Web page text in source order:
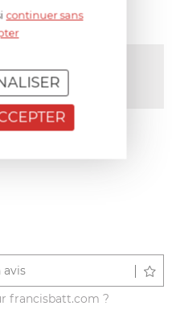
5 /5 (1 avis)
avis
francisbatt.com ?
continuer sans